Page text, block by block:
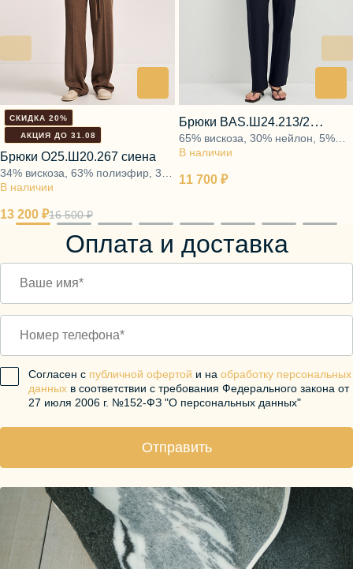
СКИДКА 20%
АКЦИЯ ДО 31.08
13 200 ₽16 500 ₽
В наличии
Брюки О25.Ш20.267 сиена
34% вискоза, 63% полиэфир, 3%
эластан
11 700 ₽
В наличии
Брюки BAS.Ш24.213/2
грозовой синий
65% вискоза, 30% нейлон, 5%
спандекс
Оплата и доставка
Согласен с публичной офертой и на обработку персональных
данных в соответствии с требования Федерального закона от
27 июля 2006 г. №152-ФЗ "О персональных данных"
Отправить